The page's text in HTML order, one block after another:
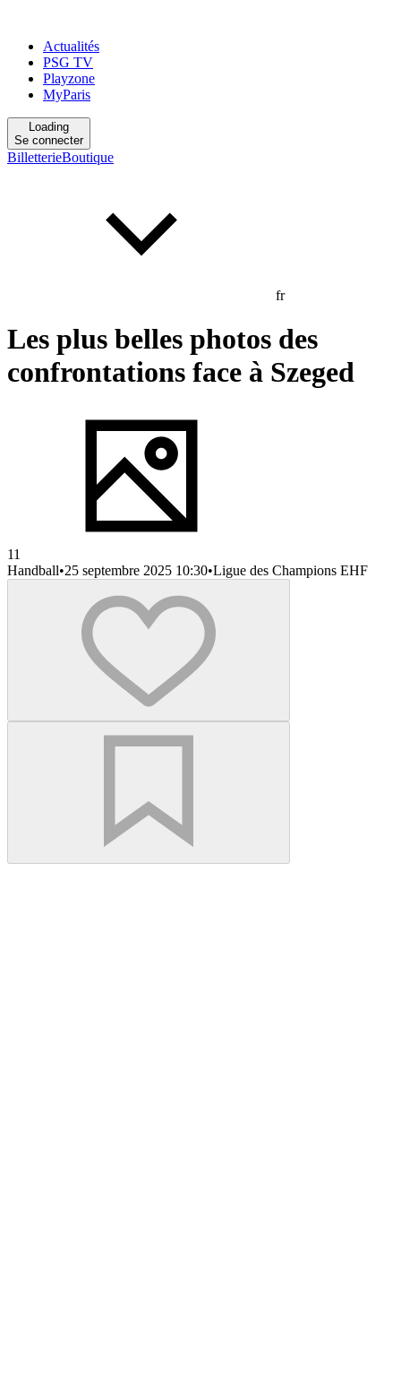
Actualités
PSG TV
Playzone
MyParis
Loading
Se connecter
BilletterieBoutique
fr
Les plus belles photos des
confrontations face à Szeged
11
Handball•25 septembre 2025 10:30•Ligue des Champions EHF